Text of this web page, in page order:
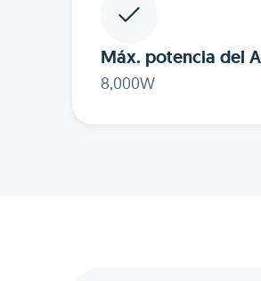
Máx. potencia del
8,000W